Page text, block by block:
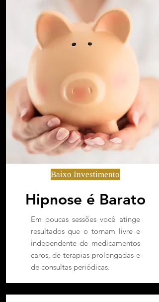
Baixo Investimento
Hipnose é Barato
Em poucas sessões você atinge
resultados que o tornam livre e
independente de medicamentos
caros, de terapias prolongadas e
de consultas periódicas.